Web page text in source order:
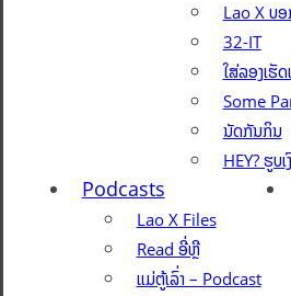
Lao X ບ
32-IT
ໃສ່ລອງເຮັດ
Some
ນັດກັນກິນ
HEY? ຮູບ
Podcasts
Lao X Files
Read ອີ່ຫຼີ
ແມ່ຕູ້ເລົ່າ – Podcast